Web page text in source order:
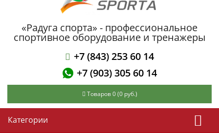
«Радуга спорта» - профессиональное
спортивное оборудование и тренажеры
+7 (843) 253 60 14
+7 (903) 305 60 14
Товаров 0 (0 руб.)
Категории